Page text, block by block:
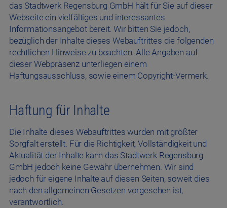
das Stadtwerk Regensburg GmbH hält für Sie auf dieser
Webseite ein vielfältiges und interessantes
Informationsangebot bereit. Wir bitten Sie jedoch,
bezüglich der Inhalte dieses Webauftrittes die folgenden
rechtlichen Hinweise zu beachten. Alle Angaben auf
dieser Webpräsenz unterliegen einem
Haftungsausschluss, sowie einem Copyright-Vermerk.
Haftung für Inhalte
Die Inhalte dieses Webauftrittes wurden mit größter
Sorgfalt erstellt. Für die Richtigkeit, Vollständigkeit und
Aktualität der Inhalte kann das Stadtwerk Regensburg
GmbH jedoch keine Gewähr übernehmen. Wir sind
jedoch für eigene Inhalte auf diesen Seiten, soweit dies
nach den allgemeinen Gesetzen vorgesehen ist,
verantwortlich.